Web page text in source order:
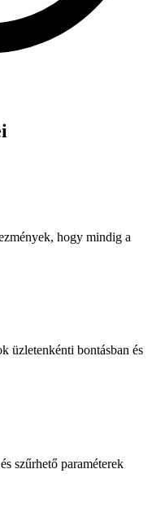
hogy mindig a
üzletenkénti bontásban és
szűrhető paraméterek